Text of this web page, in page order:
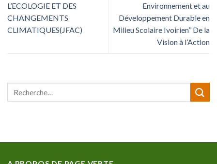
L’ECOLOGIE ET DES
CHANGEMENTS
CLIMATIQUES(JFAC)
Environnement et au
Développement Durable en
Milieu Scolaire Ivoirien’’ De la
Vision à l’Action